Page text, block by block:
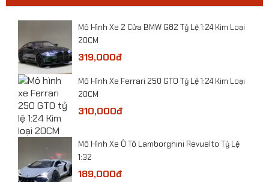
​Mô Hình Xe 2 Cửa BMW G82 Tỷ Lệ 1:24 Kim Loại
20CM
319,000đ
​Mô Hình Xe Ferrari 250 GTO Tỷ Lệ 1:24 Kim Loại
20CM
310,000đ
​Mô Hình Xe Ô Tô Lamborghini Revuelto Tỷ Lệ
1:32
189,000đ